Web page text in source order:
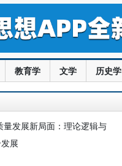
教育学 文学 历史学
发展新局面：理论逻辑与
展